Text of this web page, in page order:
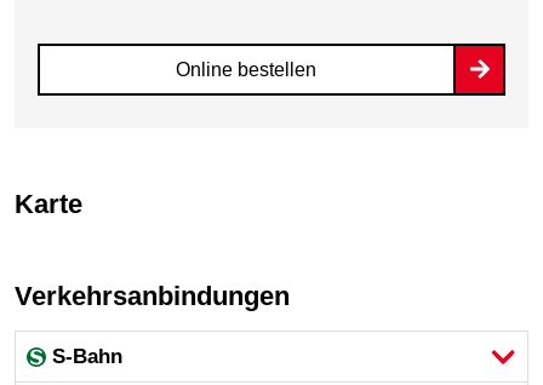
Online bestellen
Karte
Verkehrsanbindungen
S-Bahn